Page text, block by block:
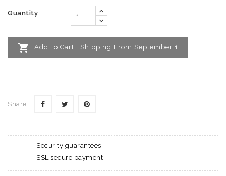
Quantity
 Add To Cart | Shipping From September 1
Share
Security guarantees
SSL secure payment